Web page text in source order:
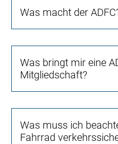
Was macht der
Was bringt mir eine
Mitgliedschaft?
Was muss ich
Fahrrad